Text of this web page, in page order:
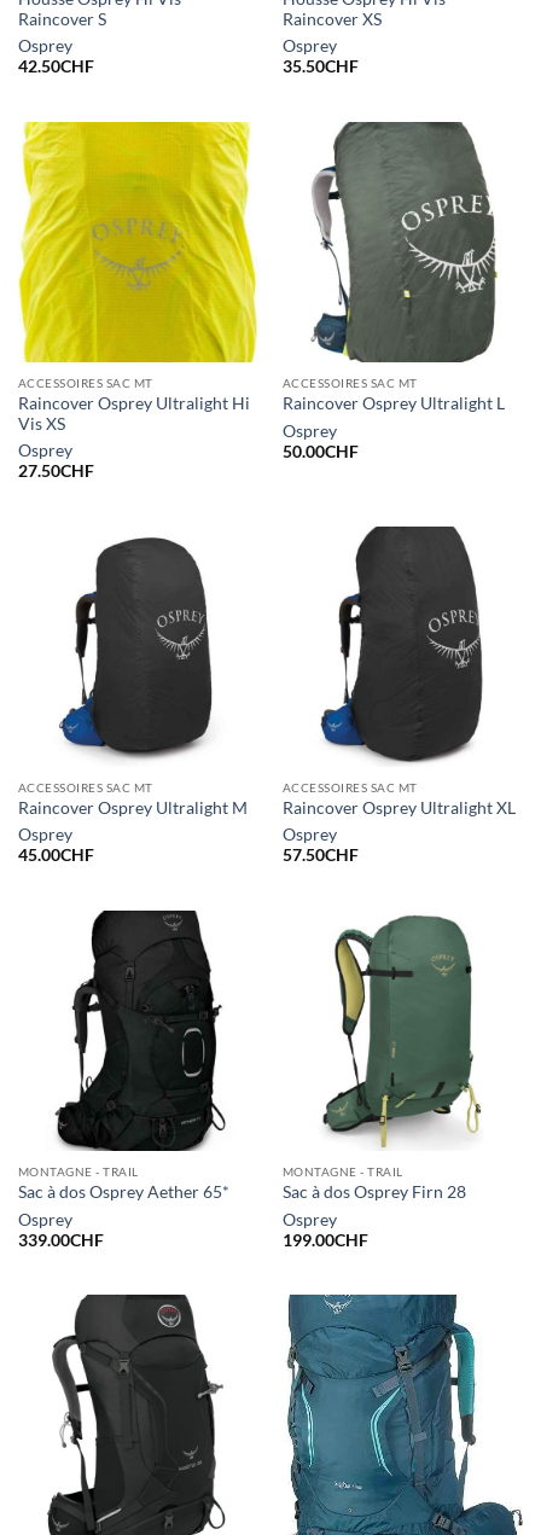
Raincover S
Osprey
42.50CHF
Raincover XS
Osprey
35.50CHF
ACCESSOIRES SAC MT
Raincover Osprey Ultralight Hi
Vis XS
Osprey
27.50CHF
ACCESSOIRES SAC MT
Raincover Osprey Ultralight L
Osprey
50.00CHF
ACCESSOIRES SAC MT
Raincover Osprey Ultralight M
Osprey
45.00CHF
ACCESSOIRES SAC MT
Raincover Osprey Ultralight XL
Osprey
57.50CHF
MONTAGNE - TRAIL
Sac à dos Osprey Aether 65*
Osprey
339.00CHF
MONTAGNE - TRAIL
Sac à dos Osprey Firn 28
Osprey
199.00CHF